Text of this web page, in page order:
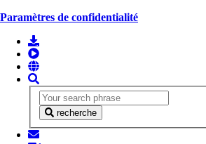
Paramètres de confidentialité
recherche